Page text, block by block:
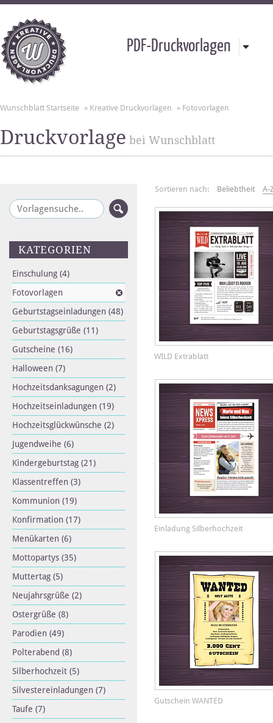
PDF-Druckvorlagen
Wunschblatt Startseite » Kreative Druckvorlagen » Fotovorlagen
Druckvorlage bei Wunschblatt
KATEGORIEN
Einschulung (4)
Fotovorlagen
Geburtstagseinladungen (48)
Geburtstagsgrüße (11)
Gutscheine (16)
Halloween (7)
Hochzeitsdanksagungen (2)
Hochzeitseinladungen (19)
Hochzeitsglückwünsche (2)
Jugendweihe (6)
Kindergeburtstag (21)
Klassentreffen (3)
Kommunion (19)
Konfirmation (17)
Menükarten (6)
Mottopartys (35)
Muttertag (5)
Neujahrsgrüße (2)
Ostergrüße (8)
Parodien (49)
Polterabend (8)
Silberhochzeit (5)
Silvestereinladungen (7)
Taufe (7)
Sortieren nach: Beliebtheit A-
WILD Extrablatt
Einladung Silberhochzeit
Gutschein WANTED